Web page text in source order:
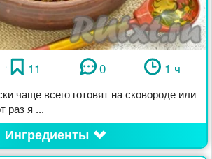
11 0 1 ч
чаще всего готовят на сковороде или
раз я ...
Ингредиенты